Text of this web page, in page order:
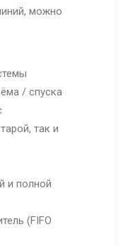
можно
/ спуска
так и
и полной
(FIFO